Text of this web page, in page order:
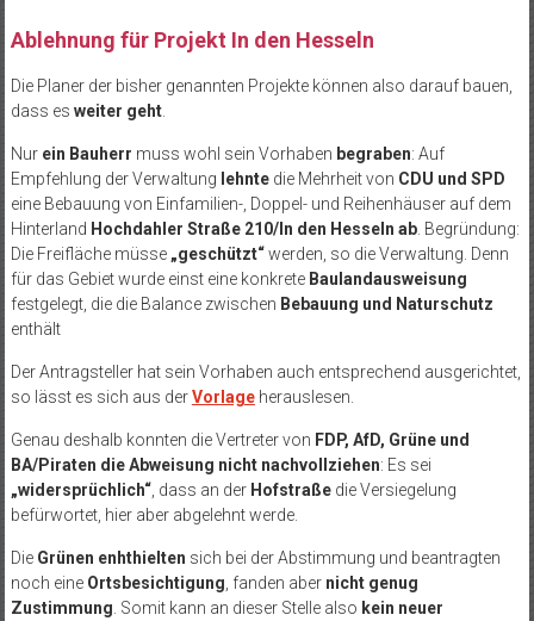
Ablehnung für Projekt In den Hesseln
Die Planer der bisher genannten Projekte können also darauf bauen,
dass es weiter geht.
Nur ein Bauherr muss wohl sein Vorhaben begraben: Auf
Empfehlung der Verwaltung lehntedie Mehrheit von CDU und SPD
eine Bebauung von Einfamilien-, Doppel- und Reihenhäuser auf dem
Hinterland Hochdahler Straße 210/In den Hesseln ab. Begründung:
Die Freifläche müsse „geschützt“werden, so die Verwaltung. Denn
für das Gebiet wurde einst eine konkrete Baulandausweisung
festgelegt, die die Balance zwischen Bebauung und Naturschutz
enthält
Der Antragsteller hat sein Vorhaben auch entsprechend ausgerichtet,
so lässt es sich aus derVorlageherauslesen.
Genau deshalb konnten die Vertreter von FDP, AfD, Grüne und
BA/Piraten die Abweisung nicht nachvollziehen: Es sei
„widersprüchlich“, dass an der Hofstraßedie Versiegelung
befürwortet, hier aber abgelehnt werde.
Die Grünen enhthielten sich bei der Abstimmung und beantragten
noch eine Ortsbesichtigung , fanden aber nicht genug
Zustimmung . Somit kann an dieser Stelle also kein neuer